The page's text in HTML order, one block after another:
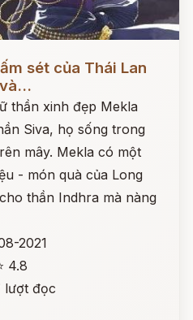
sét của Thái Lan
thần xinh đẹp Mekla
Siva, họ sống trong
mây. Mekla có một
- món quà của Long
thần Indhra mà nàng
2021
4.8
lượt đọc